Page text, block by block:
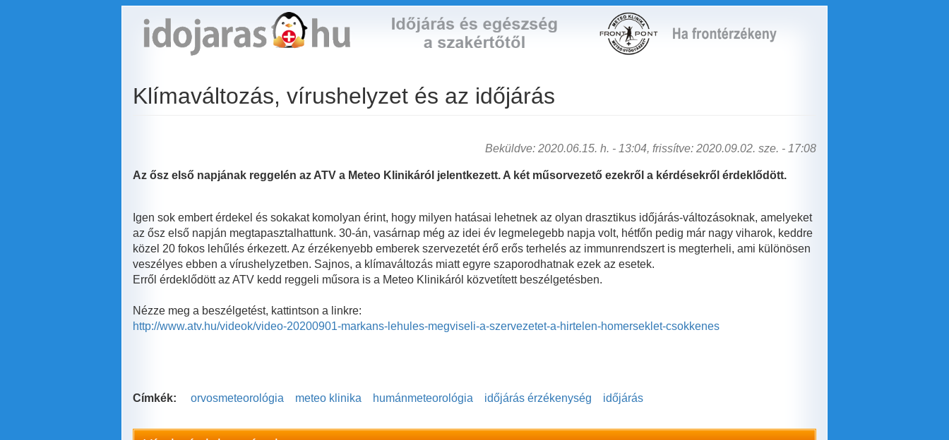
Klímaváltozás, vírushelyzet és az időjárás
Beküldve: 2020.06.15. h. - 13:04, frissítve: 2020.09.02. sze. - 17:08
Az ősz első napjának reggelén az ATV a Meteo Klinikáról jelentkezett. A két műsorvezető ezekről a kérdésekről érdeklődött.
Igen sok embert érdekel és sokakat komolyan érint, hogy milyen hatásai lehetnek az olyan drasztikus időjárás-változásoknak, amelyeket
az ősz első napján megtapasztalhattunk. 30-án, vasárnap még az idei év legmelegebb napja volt, hétfőn pedig már nagy viharok, keddre
közel 20 fokos lehűlés érkezett. Az érzékenyebb emberek szervezetét érő erős terhelés az immunrendszert is megterheli, ami különösen
veszélyes ebben a vírushelyzetben. Sajnos, a klímaváltozás miatt egyre szaporodhatnak ezek az esetek.
Erről érdeklődött az ATV kedd reggeli műsora is a Meteo Klinikáról közvetített beszélgetésben.
Nézze meg a beszélgetést, kattintson a linkre:
http://www.atv.hu/videok/video-20200901-markans-lehules-megviseli-a-szervezetet-a-hirtelen-homerseklet-csokkenes
Címkék: orvosmeteorológia meteo klinika humánmeteorológia időjárás érzékenység időjárás